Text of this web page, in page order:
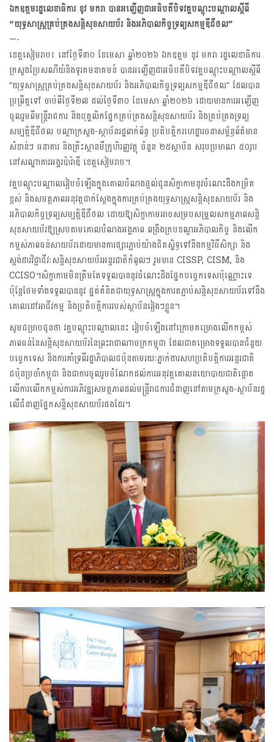
ឯកឧត្តមរដ្ឋលេខាធិការ ខូវ មករា​ បានអញ្ជេីញជាអធិបតីបិទវគ្គបណ្ដុះបណ្ដាលស្ដីពី
“យុទ្ធសាស្ត្រគ្រប់គ្រងសន្តិសុខសាយប័រ និងអភិបាលកិច្ចទ្រព្យសកម្មឌីជីថល”
—-
ខេត្តសៀមរាប៖ នៅថ្ងៃទី៣០ ខែមេសា ឆ្នាំ២០២៦ ឯកឧត្តម ខូវ មករា​ រដ្ឋលេខាធិការ
ក្រសួងប្រៃសណីយ៍និងទូរគមនាគមន៍ បានអញ្ជើញជាអធិបតីបិទវគ្គបណ្ដុះបណ្ដាលស្ដីពី
“យុទ្ធសាស្ត្រគ្រប់គ្រងសន្តិសុខសាយប័រ និងអភិបាលកិច្ចទ្រព្យសកម្មឌីជីថល” ដែលបាន
ប្រព្រឹត្តទៅ ចាប់ពីថ្ងៃទី២៧ ដល់ថ្ងៃទី៣០ ខែមេសា ឆ្នាំ២០២៦​ ដោយមានការអញ្ជើញ
ចូលរួមពីមន្ត្រីរាជការ និងបុគ្គលិកផ្នែកគ្រប់គ្រងសន្តិសុខសាយប័រ និងគ្រប់គ្រងទ្រព្យ
សម្បត្តិឌីជីថល​ បណ្ដាក្រសួង-ស្ថាប័នរដ្ឋពាក់ព័ន្ធ ប្រតិបត្តិករហេដ្ឋារចនាសម្ព័ន្ធព័ត៌មាន
សំខាន់ៗ ធនាគារ និងគ្រឹះស្ថានមីក្រូហិរញ្ញវត្ថុ ចំនួន ២៥ស្ថាប័ន​ សរុបប្រមាណ ៥០រូប​
នៅសណ្ឋាគារអង្គរប៉ារ៉ាឌី ខេត្តសៀមរាប។
វគ្គបណ្ដុះបណ្ដាលរៀបចំឡេីងក្នុងគោលបំណងផ្ដល់ជូនសិក្ខាកាមនូវចំណេះដឹងកម្រិត
ខ្ពស់ និងសមត្ថភាពអនុវត្តជាក់ស្តែងក្នុងការគ្រប់គ្រងយុទ្ធសាស្ត្រសន្តិសុខសាយប័រ និង
អភិបាលកិច្ចទ្រព្យសម្បត្តិឌីជីថល ដោយឱ្យសិក្ខាកាមអាចសម្របសម្រួលសកម្មភាពសន្តិ
សុខសាយប័រឱ្យស្របតាមគោលបំណងអង្គភាព ពង្រឹងក្របខណ្ឌអភិបាលកិច្ច និងលើក
កម្ពស់ភាពធន់សាយប័រដោយមានការផ្សារភ្ជាប់យ៉ាងជិតស្និទ្ធទៅនឹងកម្មវិធីសិក្សា និង
ស្តង់ដារវិជ្ជាជីវៈសន្តិសុខសាយប័រអន្តរជាតិកំពូលៗ រួមមាន CISSP, CISM, និង
CCISO។សិក្ខាកាមមិនត្រឹមតែទទួលបាននូវចំណេះដឹងផ្នែកបច្ចេកទេសប៉ុណ្ណោះទេ
ប៉ុន្តែថែមទាំងទទួលបាននូវ ផ្នត់គំនិតជាយុទ្ធសាស្ត្រក្នុងការតភ្ជាប់សន្តិសុខសាយប័រទៅនឹង
គោលដៅអាជីវកម្ម និងប្រតិបត្តិការរបស់ស្ថាប័នរៀងៗខ្លួន។
សូមជម្រាបជូនថា​ វគ្គបណ្ដុះបណ្ដាលនេះ រៀបចំឡើងនៅក្រោមគម្រោងលើកកម្ពស់
ភាពធន់នៃសន្តិសុខសាយប័រនៃព្រះរាជាណាចក្រកម្ពុជា ដែលជាគម្រោងទទួលបានជំនួយ
បច្ចេកទេស និងការគាំទ្រពីរដ្ឋាភិបាលជប៉ុនតាមរយៈភ្នាក់ងារសហប្រតិបត្តិការអន្តរជាតិ
ជប៉ុនប្រចាំកម្ពុជា និងជាការចូលរួមចំណែកដល់ការអនុវត្តគោលនយោបាយជាតិផ្តោត
លើការលើកកម្ពស់ការអភិវឌ្ឍសមត្ថភាពដល់មន្ត្រីរាជការជំនាញនៅតាមក្រសួង-ស្ថាប័នរដ្ឋ
លើជំនាញផ្នែកសន្តិសុខសាយប័រផងដែរ។